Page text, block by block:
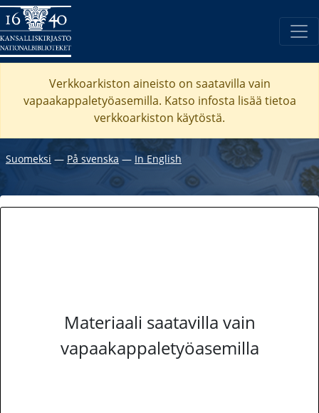
Verkkoarkiston aineisto on saatavilla vain
vapaakappaletyöasemilla. Katso infosta lisää tietoa
verkkoarkiston käytöstä.
Suomeksi ― På svenska ― In English
Materiaali saatavilla vain
vapaakappaletyöasemilla